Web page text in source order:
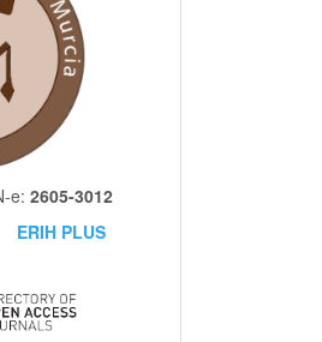
e: 2605-3012
ERIH PLUS